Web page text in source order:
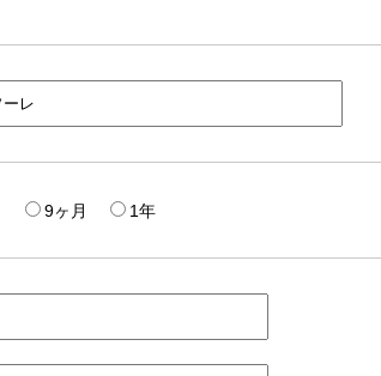
9ヶ月 1年